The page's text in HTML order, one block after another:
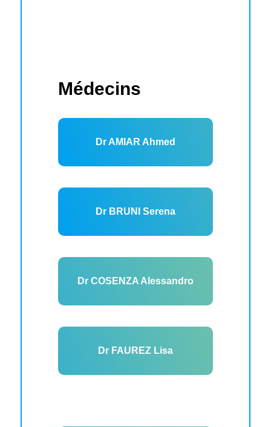
Médecins
Dr AMIAR Ahmed
Dr BRUNI Serena
Dr COSENZA Alessandro
Dr FAUREZ Lisa